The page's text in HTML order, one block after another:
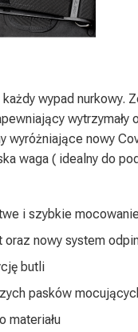
wypad nurkowy.
wytrzymały
wyróżniające nowy
waga ( idealny do
i szybkie
nowy system
butli
pasków
materiału